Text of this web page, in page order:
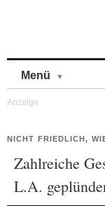
Menü
NICHT FRIEDLICH,
Zahlreiche
L.A.